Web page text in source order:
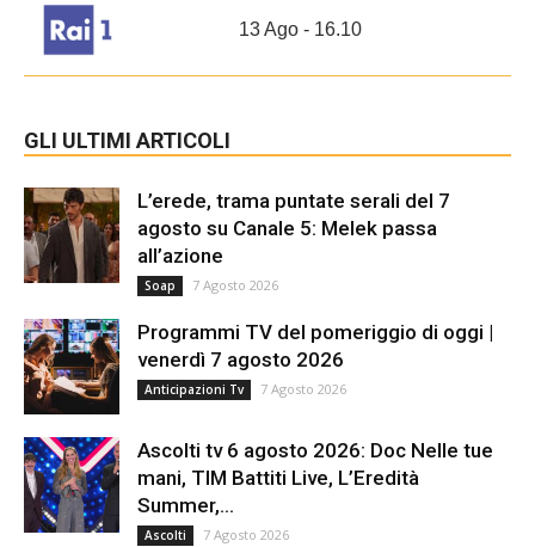
13 Ago - 16.10
GLI ULTIMI ARTICOLI
L’erede, trama puntate serali del 7
agosto su Canale 5: Melek passa
all’azione
Soap 7 Agosto 2026
Programmi TV del pomeriggio di oggi |
venerdì 7 agosto 2026
Anticipazioni Tv 7 Agosto 2026
Ascolti tv 6 agosto 2026: Doc Nelle tue
mani, TIM Battiti Live, L’Eredità
Summer,...
Ascolti 7 Agosto 2026